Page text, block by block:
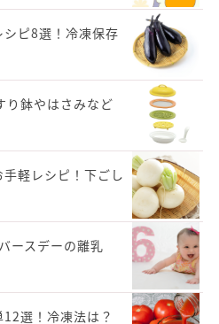
シピ8選！冷凍保存
り鉢やはさみなど
手軽レシピ！下ごし
ースデーの離乳
選！冷凍法は？